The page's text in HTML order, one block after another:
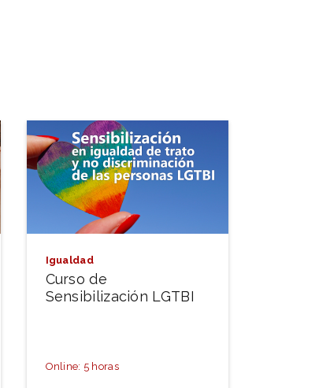
Igualdad
Curso de
Sensibilización LGTBI
Online: 5 horas